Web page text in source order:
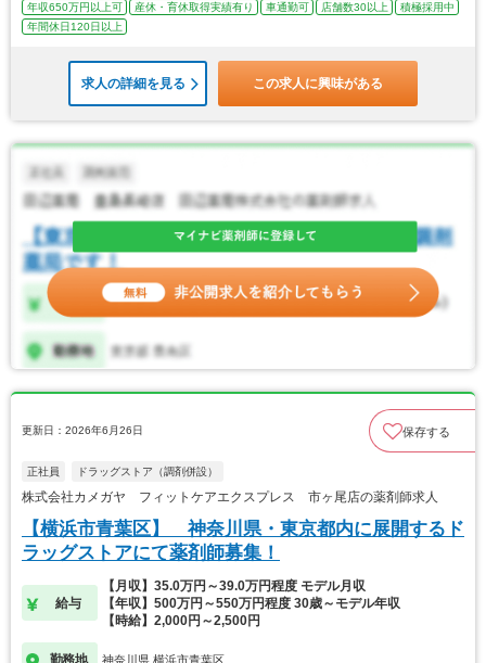
年収650万円以上可 産休・育休取得実績有り 車通勤可 店舗数30以上
積極採用中
年間休日120日以上
求人の詳細を見る この求人に興味がある
更新日：2026年6月26日 保存する
正社員 ドラッグストア（調剤併設）
株式会社カメガヤ フィットケアエクスプレス 市ヶ尾店の薬剤師求人
【横浜市青葉区】 神奈川県・東京都内に展開するド
ラッグストアにて薬剤師募集！
給与
【月収】35.0万円～39.0万円程度 モデル月収
【年収】500万円～550万円程度 30歳～モデル年収
【時給】2,000円～2,500円
神奈川県 横浜市青葉区